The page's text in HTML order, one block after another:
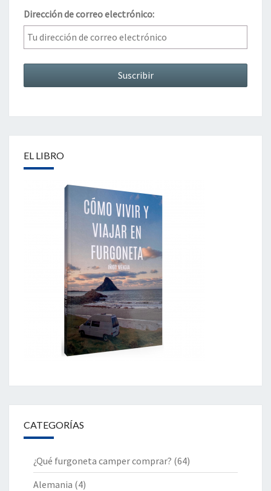
Dirección de correo electrónico:
EL LIBRO
CATEGORÍAS
¿Qué furgoneta camper comprar? (64)
Alemania (4)